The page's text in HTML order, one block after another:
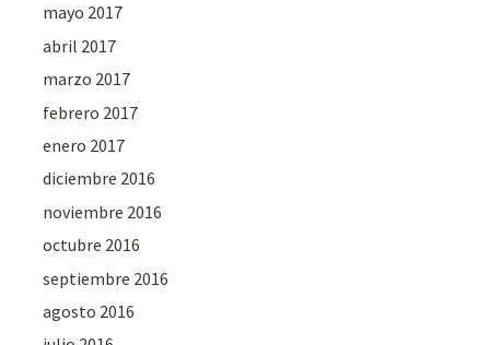
mayo 2017
abril 2017
marzo 2017
febrero 2017
enero 2017
diciembre 2016
noviembre 2016
octubre 2016
septiembre 2016
agosto 2016